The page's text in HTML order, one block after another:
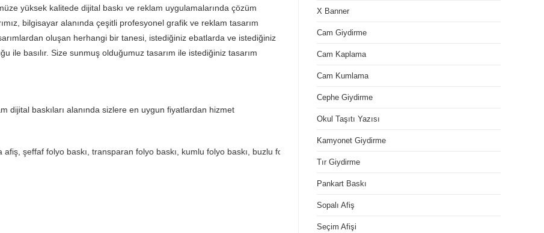
yüksek kalitede dijital baskı ve reklam uygulamalarında çözüm
bilgisayar alanında çeşitli profesyonel grafik ve reklam tasarım
oluşan herhangi bir tanesi, istediğiniz ebatlarda ve istediğiniz
ile basılır. Size sunmuş olduğumuz tasarım ile istediğiniz tasarım
dijital baskıları alanında sizlere en uygun fiyatlardan hizmet
baskes baskı, mesh baskı, vinil baskı, branda baskı,
X Banner
Cam Giydirme
Cam Kaplama
Cam Kumlama
Cephe Giydirme
Okul Taşıtı Yazısı
Kamyonet Giydirme
Tır Giydirme
Pankart Baskı
Sopalı Afiş
Seçim Afişi